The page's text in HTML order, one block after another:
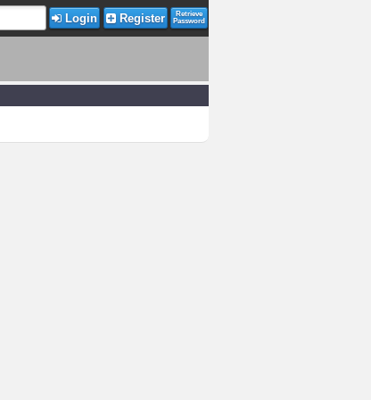
Login Register
Retrieve
Password